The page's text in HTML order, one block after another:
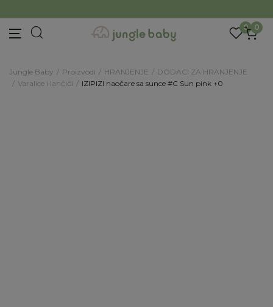
0 0
Jungle Baby Proizvodi HRANJENJE
DODACI ZA HRANJENJE
Varalice i lančići
IZIPIZI naočare sa sunce #C Sun pink +0
Prijavite se za novosti i promocije. Budite prvi
koji će saznati za naše najnovije proizvode i
Unesite Vašu e‑mail adresu da biste se prijavili na newsletter.